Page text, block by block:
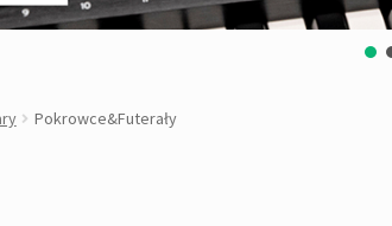
Pokrowce&Futerały